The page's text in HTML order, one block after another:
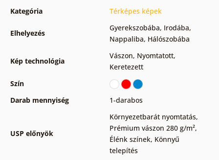
Kategória Térképes képek
Elhelyezés
Gyerekszobába, Irodába,
Nappaliba, Hálószobába
Kép technológia
Vászon, Nyomtatott,
Keretezett
Szín
Darab mennyiség
1-darabos
USP előnyök
Környezetbarát nyomtatás,
Prémium vászon 280 g/m²,
Élénk színek, Könnyű
telepítés